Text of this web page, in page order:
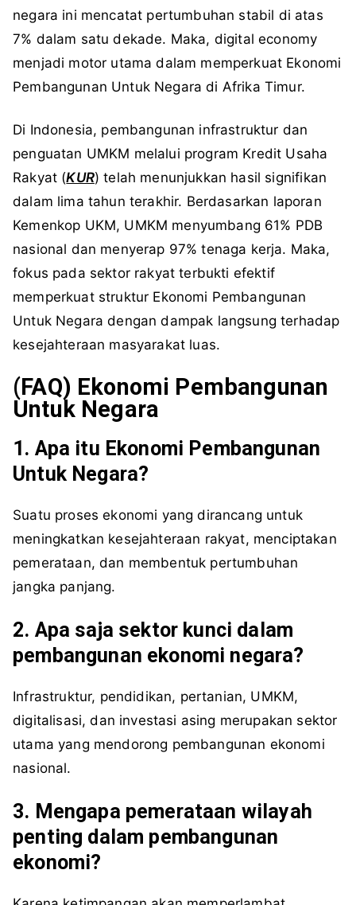
negara ini mencatat pertumbuhan stabil di atas
7% dalam satu dekade. Maka, digital economy
menjadi motor utama dalam memperkuat Ekonomi
Pembangunan Untuk Negara di Afrika Timur.
Di Indonesia, pembangunan infrastruktur dan
penguatan UMKM melalui program Kredit Usaha
Rakyat (KUR) telah menunjukkan hasil signifikan
dalam lima tahun terakhir. Berdasarkan laporan
Kemenkop UKM, UMKM menyumbang 61% PDB
nasional dan menyerap 97% tenaga kerja. Maka,
fokus pada sektor rakyat terbukti efektif
memperkuat struktur Ekonomi Pembangunan
Untuk Negara dengan dampak langsung terhadap
kesejahteraan masyarakat luas.
(FAQ) Ekonomi Pembangunan
UntukNegara
1. Apa itu Ekonomi Pembangunan
Untuk Negara?
Suatu proses ekonomi yang dirancang untuk
meningkatkan kesejahteraan rakyat, menciptakan
pemerataan, dan membentuk pertumbuhan
jangka panjang.
2. Apa saja sektor kunci dalam
pembangunan ekonomi negara?
Infrastruktur, pendidikan, pertanian, UMKM,
digitalisasi, dan investasi asing merupakan sektor
utama yang mendorong pembangunan ekonomi
nasional.
3. Mengapa pemerataan wilayah
penting dalam pembangunan
ekonomi?